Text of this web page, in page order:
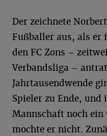
Der zeichnete
Fußballer aus, als er
den FC Zons –
Verbandsliga –
Jahrtausendwende
Spieler zu Ende,
Mannschaft noch
mochte er nicht.